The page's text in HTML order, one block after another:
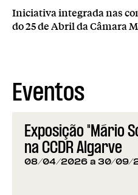
Iniciativa integrada nas
do 25 de Abril da Câmara
Eventos
Exposição "Mário
na CCDR Algarve
08/04/2026 a 30/09/